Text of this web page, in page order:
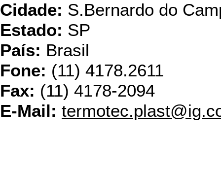
Cidade: S.Bernardo do
Estado: SP
País: Brasil
Fone: (11) 4178.2611
Fax: (11) 4178-2094
E-Mail: